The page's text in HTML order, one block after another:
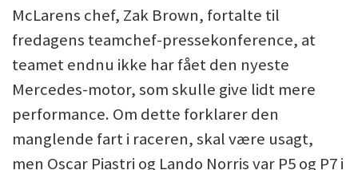
McLarens chef, Zak Brown, fortalte til
fredagens teamchef-pressekonference, at
teamet endnu ikke har fået den nyeste
Mercedes-motor, som skulle give lidt mere
performance. Om dette forklarer den
manglende fart i raceren, skal være usagt,
men Oscar Piastri og Lando Norris var P5 og P7 i